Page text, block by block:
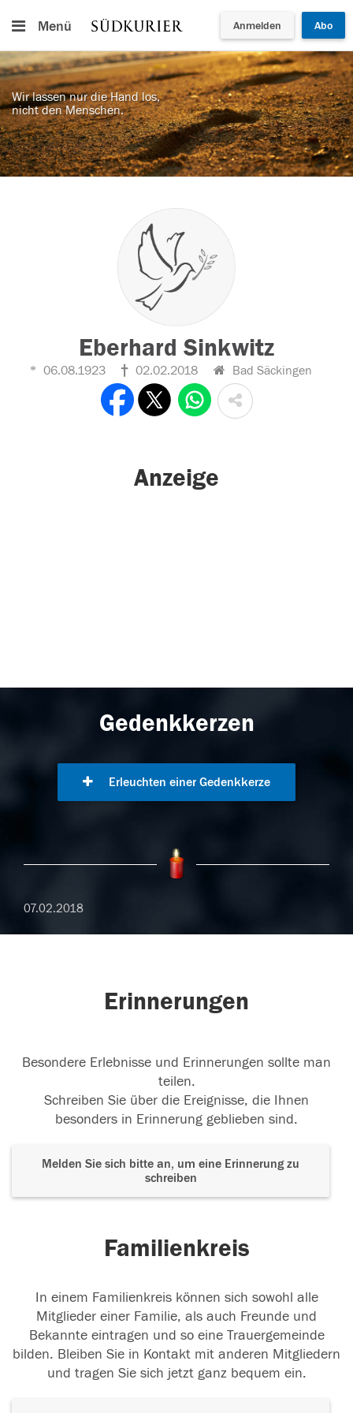
Menü Anmelden Abo
Wir lassen nur die Hand los,
nicht den Menschen.
Eberhard Sinkwitz
06.08.1923 02.02.2018 Bad Säckingen
Anzeige
Gedenkkerzen
Erleuchten einer Gedenkkerze
07.02.2018
Erinnerungen
Besondere Erlebnisse und Erinnerungen sollte man
teilen.
Schreiben Sie über die Ereignisse, die Ihnen
besonders in Erinnerung geblieben sind.
Melden Sie sich bitte an, um eine Erinnerung zu
schreiben
Familienkreis
In einem Familienkreis können sich sowohl alle
Mitglieder einer Familie, als auch Freunde und
Bekannte eintragen und so eine Trauergemeinde
bilden. Bleiben Sie in Kontakt mit anderen Mitgliedern
und tragen Sie sich jetzt ganz bequem ein.